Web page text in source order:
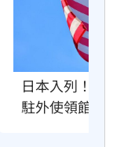
日本入列！爆
駐外使領館」